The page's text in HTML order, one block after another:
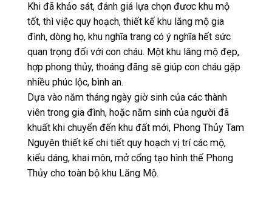
Khi đã khảo sát, đánh giá lựa chọn đươc khu mộ
tốt, thì việc quy hoạch, thiết kế khu lăng mộ gia
đình, dòng họ, khu nghĩa trang có ý nghĩa hết sức
quan trọng đối với con cháu. Một khu lăng mộ đẹp,
hợp phong thủy, thoáng đãng sẽ giúp con cháu gặp
nhiều phúc lộc, bình an.
Dựa vào năm tháng ngày giờ sinh của các thành
viên trong gia đình, hoặc năm sinh của người đã
khuất khi chuyển đến khu đất mới, Phong Thủy Tam
Nguyên thiết kế chi tiết quy hoạch vị trí các mộ,
kiểu dáng, khai môn, mở cổng tạo hình thế Phong
Thủy cho toàn bộ khu Lăng Mộ.